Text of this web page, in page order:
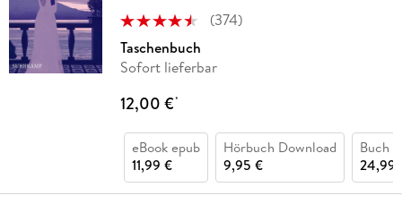
(374)
Taschenbuch
Sofort lieferbar
12,00 €*
eBook epub
11,99 €
Hörbuch Download
9,95 €
Buch
24,99